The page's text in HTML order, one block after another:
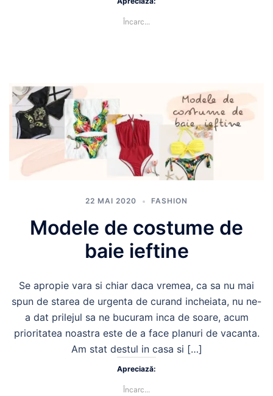
Încarc...
22 MAI 2020 FASHION
Modele de costume de
baie ieftine
Se apropie vara si chiar daca vremea, ca sa nu mai
spun de starea de urgenta de curand incheiata, nu ne-
a dat prilejul sa ne bucuram inca de soare, acum
prioritatea noastra este de a face planuri de vacanta.
Am stat destul in casa si […]
Apreciază:
Încarc...